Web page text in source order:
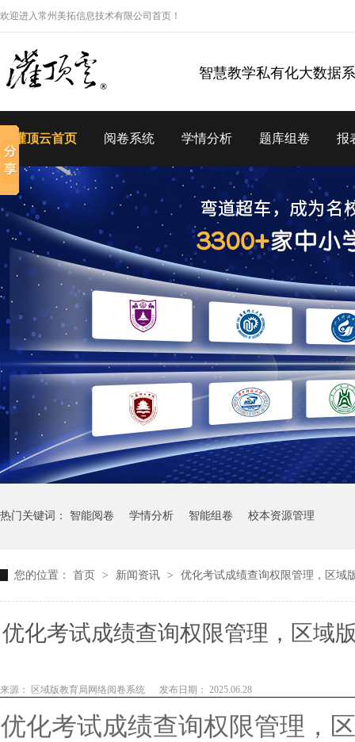
欢迎进入常州美拓信息技术有限公司首页！
智慧教学私有化大数据
灌顶云首页 阅卷系统 学情分析 题库组卷 报
热门关键词： 智能阅卷 学情分析 智能组卷 校本资源管理
您的位置： 首页 > 新闻资讯 > 优化考试成绩查询权限管理，区域
优化考试成绩查询权限管理，区域
来源： 区域版教育局网络阅卷系统 发布日期： 2025.06.28
优化考试成绩查询权限管理，